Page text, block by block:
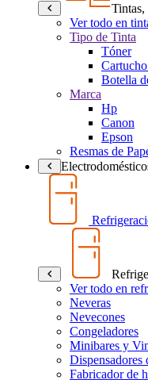
Ver todo en
Tipo de Tinta
Tóner
Botella
Marca
Hp
Canon
Epson
Resmas de
Ver todo en
Neveras
Nevecones
Congeladores
Minibares y
Dispensadores
Fabricador de